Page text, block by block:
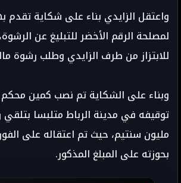
واعتقل الزايدي بناء على شكاية تقدم
لمصلحة الرقم الأخضر للتبليغ عن
للابتزاز من طرف الزايدي وطلب رشوة
وبناء على الشكاية تم نصب كمين
مليون سنتيم، حيث تم اعتقاله على
بحوزته على المبلغ المذكور.